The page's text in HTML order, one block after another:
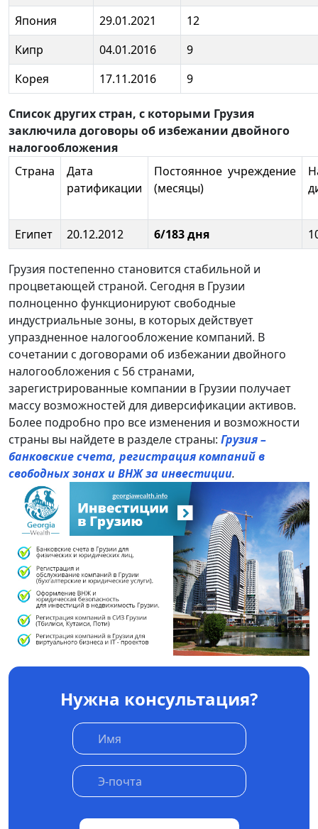
Япония
29.01.2021
12
Кипр
04.01.2016
9
Корея
17.11.2016 9
Список других стран, с которыми Грузия
заключила договоры об избежании двойного
налогообложения
Страна
Дата
ратификации
Постоянное учреждение
(месяцы)
Египет 20.12.2012 6/183 дня
Грузия постепенно становится стабильной и
процветающей страной. Сегодня в Грузии
полноценно функционируют свободные
индустриальные зоны, в которых действует
упраздненное налогообложение компаний. В
сочетании с договорами об избежании двойного
налогообложения с 56 странами,
зарегистрированные компании в Грузии получает
массу возможностей для диверсификации активов.
Более подробно про все изменения и возможности
страны вы найдете в разделе страны: Грузия –
банковские счета, регистрация компаний в
свободных зонах и ВНЖ за инвестиции.
Нужна консультация?